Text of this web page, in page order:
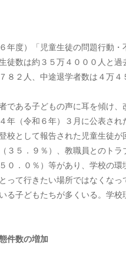
度）「児童生徒の問題行動・
徒数は約３５万４０００人と
８２人、中途退学者数は４万４
ある子どもの声に耳を傾け
年（令和６年）３月に公表さ
校として報告された児童生徒
３５．９％）、教職員とのト
０．０％）等があり、学校の
って行きたい場所ではなくな
る子どもたちが多くいる。学
件数の増加